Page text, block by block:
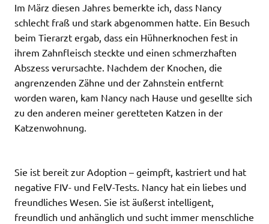
Im März diesen Jahres bemerkte ich, dass Nancy
schlecht fraß und stark abgenommen hatte. Ein Besuch
beim Tierarzt ergab, dass ein Hühnerknochen fest in
ihrem Zahnfleisch steckte und einen schmerzhaften
Abszess verursachte. Nachdem der Knochen, die
angrenzenden Zähne und der Zahnstein entfernt
worden waren, kam Nancy nach Hause und gesellte sich
zu den anderen meiner geretteten Katzen in der
Katzenwohnung.
Sie ist bereit zur Adoption – geimpft, kastriert und hat
negative FIV- und FelV-Tests. Nancy hat ein liebes und
freundliches Wesen. Sie ist äußerst intelligent,
freundlich und anhänglich und sucht immer menschliche